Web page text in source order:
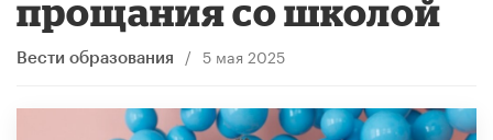
прощания со школой
Вести образования / 5 мая 2025